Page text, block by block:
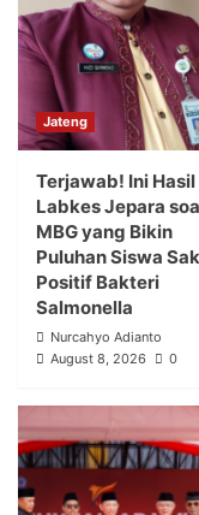
Jateng
Terjawab! Ini Hasil
Labkes Jepara
MBG yang Bikin
Puluhan Siswa
Positif Bakteri
Salmonella
Nurcahyo Adianto
August 8, 2026
0